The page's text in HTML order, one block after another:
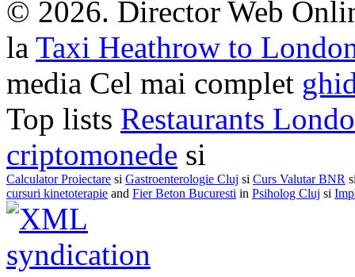
© 2026. Director Web
la Taxi Heathrow to
media Cel mai complet
Top lists Restaurants
criptomonede si
Calculator Proiectare si Gastroenterologie Cluj si Curs Valutar BNR
cursuri kinetoterapie and Fier Beton Bucuresti in Psiholog Cluj si